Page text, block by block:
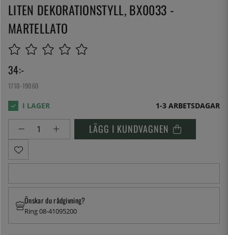
LITEN DEKORATIONSTYLL, BX0033 -
MARTELLATO
34:-
1710-19060
1-3 ARBETSDAGAR
LÄGG I KUNDVAGNEN
Önskar du rådgivning?
Ring 08-41095200